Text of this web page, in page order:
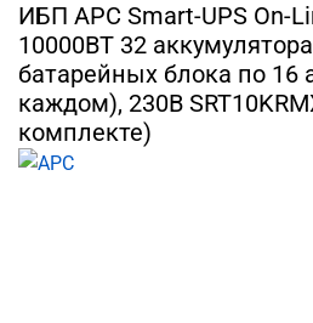
ИБП APC Smart-UPS On-
10000ВТ 32
батарейных блока по 16
каждом), 230В
комплекте)